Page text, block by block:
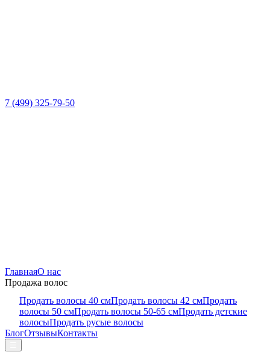
7 (499) 325-79-50
ГлавнаяО нас
Продажа волос
Продать волосы 40 смПродать волосы 42 смПродать
волосы 50 смПродать волосы 50-65 смПродать детские
волосыПродать русые волосы
БлогОтзывыКонтакты